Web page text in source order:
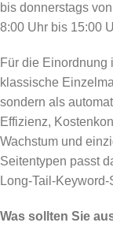
bis donnerstags
8:00 Uhr bis 15:00
Für die Einordnung
klassische
sondern als
Effizienz,
Wachstum und
Seitentypen passt
Long-Tail-Keyword-
Was sollten Sie